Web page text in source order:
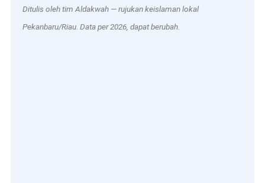
Ditulis oleh tim Aldakwah — rujukan keislaman lokal
Pekanbaru/Riau. Data per 2026, dapat berubah.